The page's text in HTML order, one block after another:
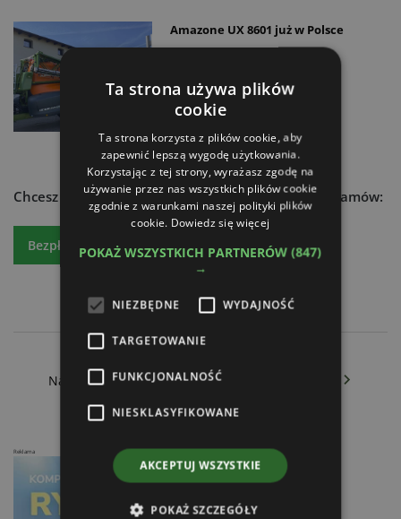
Amazone UX 8601 już w Polsce
Chcesz dowiedzieć się więcej?Czytaj atr express - zamów:
Bezpłatny egzemplarz Prenumeratę
Na rynku maszyn rolniczych drogo, coraz drożej
Reklama
Ta strona używa plików
cookie
Ta strona korzysta z plików cookie, aby
zapewnić lepszą wygodę użytkowania.
Korzystając z tej strony, wyrażasz zgodę na
używanie przez nas wszystkich plików cookie
zgodnie z warunkami naszej polityki plików
cookie. Dowiedz się więcej
POKAŻ WSZYSTKICH PARTNERÓW(847)
→
NIEZBĘDNE WYDAJNOŚĆ
TARGETOWANIE
FUNKCJONALNOŚĆ
NIESKLASYFIKOWANE
AKCEPTUJ WSZYSTKIE
POKAŻ SZCZEGÓŁY